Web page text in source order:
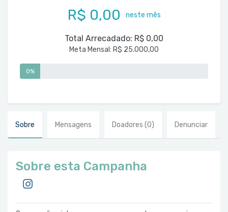
R$ 0,00 neste mês
Total Arrecadado: R$ 0,00
Meta Mensal: R$ 25.000,00
0%
Sobre Mensagens Doadores (0) Denunciar
Sobre esta Campanha